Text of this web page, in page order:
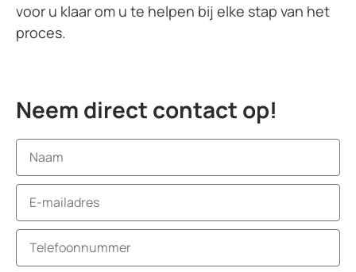
voor u klaar om u te helpen bij elke stap van het
proces.
Neem direct contact op!